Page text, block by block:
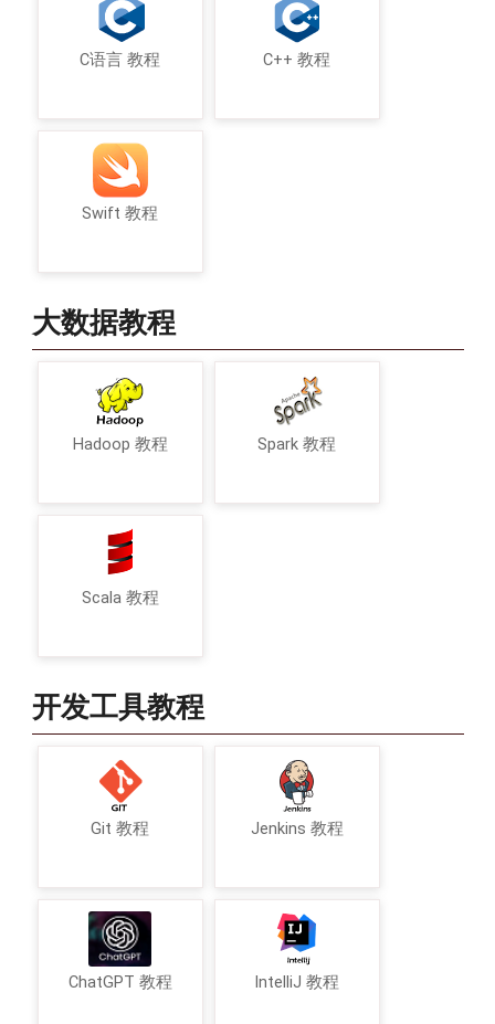
C语言 教程 C++ 教程
Swift 教程
大数据教程
Hadoop 教程 Spark 教程
Scala 教程
开发工具教程
Git 教程 Jenkins 教程
ChatGPT 教程 IntelliJ 教程